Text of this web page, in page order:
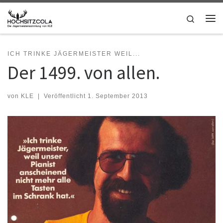
Zum Inhalt springen
Search
ICH TRINKE JÄGERMEISTER WEIL...
Der 1499. von allen.
von KLE Veröffentlicht 1. September 2013